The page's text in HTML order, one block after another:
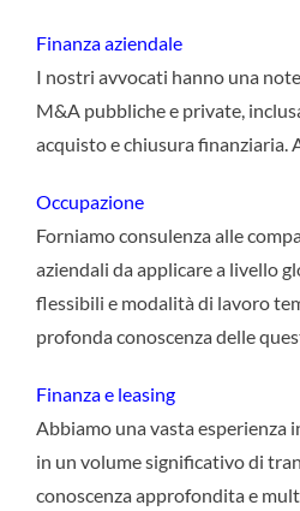
Finanza aziendale
I nostri avvocati hanno una
M&A pubbliche e private,
acquisto e chiusura finanziaria.
Occupazione
Forniamo consulenza alle
aziendali da applicare a livello
flessibili e modalità di lavoro
profonda conoscenza delle
Finanza e leasing
Abbiamo una vasta
in un volume significativo di
conoscenza approfondita e